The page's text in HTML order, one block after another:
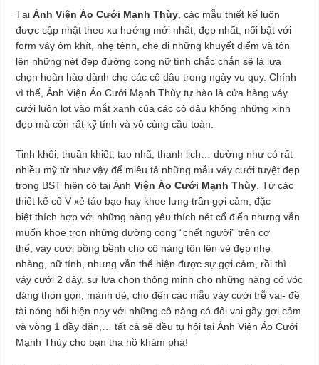
TạiẢnh Viện Áo Cưới Mạnh Thùy , các mẫu thiết kế luôn
được cập nhật theo xu hướng mới nhất, đẹp nhất, nổi bật với
form váy ôm khít, nhẹ tênh, che đi những khuyết điểm và tôn
lên những nét đẹp đường cong nữ tính chắc chắn sẽ là lựa
chọn hoàn hảo dành cho các cô dâu trong ngày vu quy. Chính
vì thế, Ảnh Viện Áo Cưới Mạnh Thùy tự hào là cửa hàng váy
cưới luôn lọt vào mắt xanh của các cô dâu không những xinh
đẹp mà còn rất kỹ tính và vô cùng cầu toàn.
Tinh khôi, thuần khiết, tao nhã, thanh lịch… dường như có rất
nhiều mỹ từ như vậy để miêu tả những mẫu váy cưới tuyệt đẹp
trong BST hiện có tại ẢnhViện Áo Cưới Mạnh Thùy . Từ các
thiết kế cổ V xẻ táo bạo hay khoe lưng trần gợi cảm, đặc
biệt thích hợp với những nàng yêu thích nét cổ điển nhưng vẫn
muốn khoe trọn những đường cong “chết người” trên cơ
thể, váy cưới bồng bềnh cho cô nàng tôn lên vẻ đẹp nhẹ
nhàng, nữ tính, nhưng vẫn thể hiện được sự gợi cảm, rồi thì
váy cưới 2 dây, sự lựa chọn thông minh cho những nàng có vóc
dáng thon gọn, mảnh dẻ, cho đến các mẫu váy cưới trễ vai- đề
tài nóng hổi hiện nay với những cô nàng có đôi vai gầy gợi cảm
và vòng 1 đầy đặn,… tất cả sẽ đều tụ hội tại Ảnh Viện Áo Cưới
Mạnh Thùy cho bạn tha hồ khám phá!